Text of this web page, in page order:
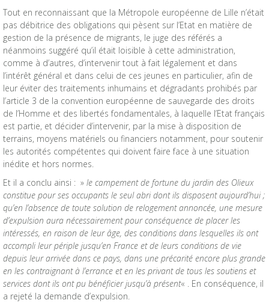
Tout en reconnaissant que la Métropole européenne de Lille n’était
pas débitrice des obligations qui pèsent sur l’Etat en matière de
gestion de la présence de migrants, le juge des référés a
néanmoins suggéré qu’il était loisible à cette administration,
comme à d’autres, d’intervenir tout à fait légalement et dans
l’intérêt général et dans celui de ces jeunes en particulier, afin de
leur éviter des traitements inhumains et dégradants prohibés par
l’article 3 de la convention européenne de sauvegarde des droits
de l’Homme et des libertés fondamentales, à laquelle l’Etat français
est partie, et décider d’intervenir, par la mise à disposition de
terrains, moyens matériels ou financiers notamment, pour soutenir
les autorités compétentes qui doivent faire face à une situation
inédite et hors normes.
Et il a conclu ainsi : » le campement de fortune du jardin des Olieux
constitue pour ses occupants le seul abri dont ils disposent aujourd’hui ;
qu’en l’absence de toute solution de relogement annoncée, une mesure
d’expulsion aura nécessairement pour conséquence de placer les
intéressés, en raison de leur âge, des conditions dans lesquelles ils ont
accompli leur périple jusqu’en France et de leurs conditions de vie
depuis leur arrivée dans ce pays, dans une précarité encore plus grande
en les contraignant à l’errance et en les privant de tous les soutiens et
services dont ils ont pu bénéficier jusqu’à présent« . En conséquence, il
a rejeté la demande d’expulsion.